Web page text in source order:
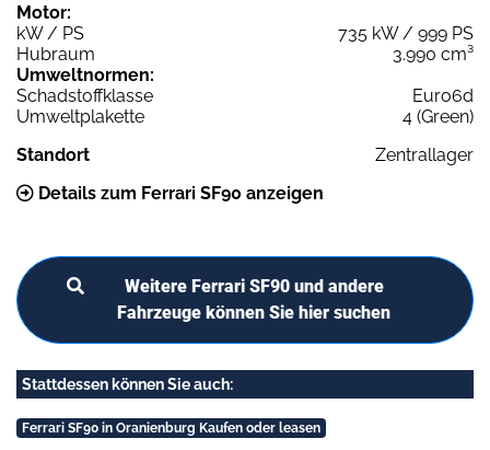
Motor:
kW / PS
735 kW / 999 PS
Hubraum
3.990 cm³
Umweltnormen:
Schadstoffklasse
Euro6d
Umweltplakette
4 (Green)
Standort
Zentrallager
Details zum Ferrari SF90 anzeigen
Weitere Ferrari SF90 und andere
Fahrzeuge können Sie hier suchen
Stattdessen können Sie auch:
Ferrari SF90 in Oranienburg Kaufen oder leasen